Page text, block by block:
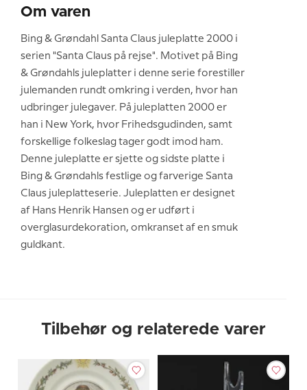
Om varen
Bing & Grøndahl Santa Claus juleplatte 2000 i
serien "Santa Claus på rejse". Motivet på Bing
& Grøndahls juleplatter i denne serie forestiller
julemanden rundt omkring i verden, hvor han
udbringer julegaver. På juleplatten 2000 er
han i New York, hvor Frihedsgudinden, samt
forskellige folkeslag tager godt imod ham.
Denne juleplatte er sjette og sidste platte i
Bing & Grøndahls festlige og farverige Santa
Claus juleplatteserie. Juleplatten er designet
af Hans Henrik Hansen og er udført i
overglasurdekoration, omkranset af en smuk
guldkant.
Tilbehør og relaterede varer